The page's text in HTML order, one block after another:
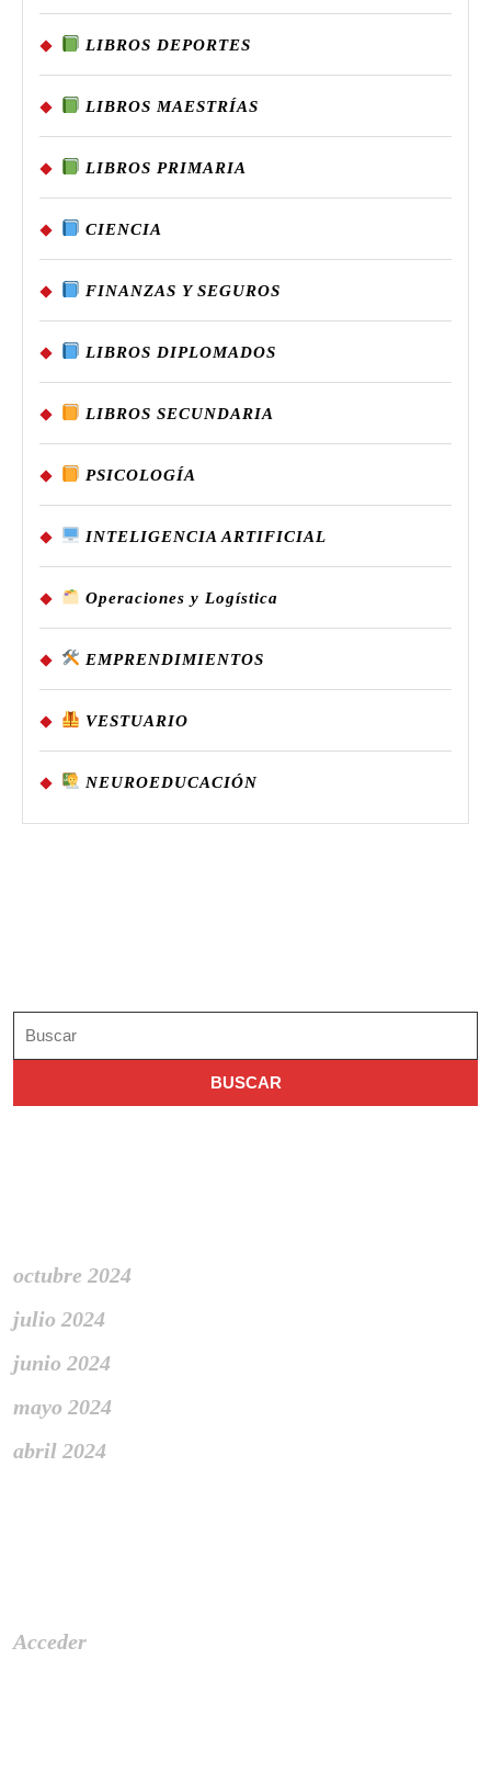
LIBROS DEPORTES
LIBROS MAESTRÍAS
LIBROS PRIMARIA
CIENCIA
FINANZAS Y SEGUROS
LIBROS DIPLOMADOS
LIBROS SECUNDARIA
PSICOLOGÍA
INTELIGENCIA ARTIFICIAL
Operaciones y Logística
EMPRENDIMIENTOS
VESTUARIO
NEUROEDUCACIÓN
octubre 2024
julio 2024
junio 2024
mayo 2024
abril 2024
Acceder